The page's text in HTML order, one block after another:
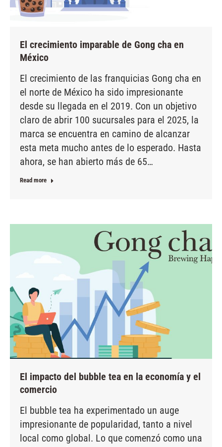
El crecimiento imparable de Gong cha en
México
El crecimiento de las franquicias Gong cha en
el norte de México ha sido impresionante
desde su llegada en el 2019. Con un objetivo
claro de abrir 100 sucursales para el 2025, la
marca se encuentra en camino de alcanzar
esta meta mucho antes de lo esperado. Hasta
ahora, se han abierto más de 65…
Read more
El impacto del bubble tea en la economía y el
comercio
El bubble tea ha experimentado un auge
impresionante de popularidad, tanto a nivel
local como global. Lo que comenzó como una